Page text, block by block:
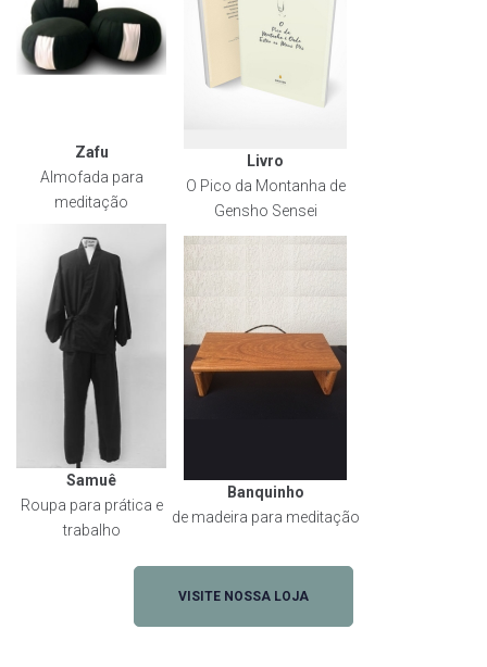
Zafu
Almofada para
meditação
Livro
O Pico da Montanha de
Gensho Sensei
Samuê
Roupa para prática e
trabalho
Banquinho
de madeira para meditação
VISITE NOSSA LOJA